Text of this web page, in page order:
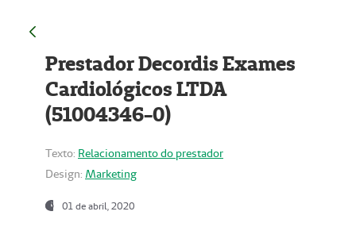
Prestador Decordis Exames
Cardiológicos LTDA
(51004346-0)
Texto: Relacionamento do prestador
Design: Marketing
01 de abril, 2020